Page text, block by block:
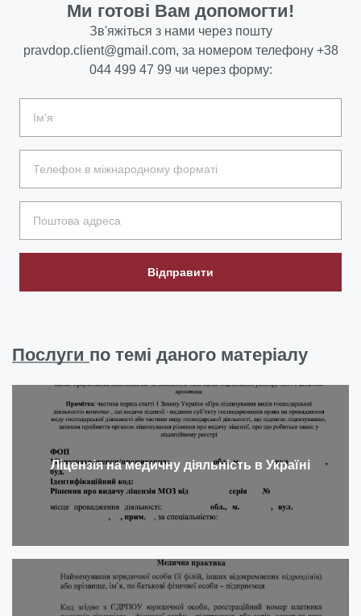
Ми готові Вам допомогти!
Зв'яжіться з нами через пошту
pravdop.client@gmail.com, за номером телефону +38
044 499 47 99 чи через форму:
Відправити
Послуги по темі даного матеріалу
Ліцензія на медичну діяльність в Україні